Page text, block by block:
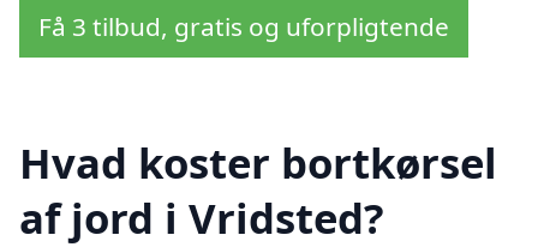
Få 3 tilbud, gratis og uforpligtende
Hvad koster bortkørsel
af jord i Vridsted?